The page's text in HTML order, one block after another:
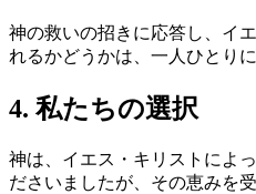
神の救いの招きに応答し、イ
れるかどうかは、一人ひとり
4. 私たちの選択
神は、イエス・キリストによ
ださいましたが、その恵みを